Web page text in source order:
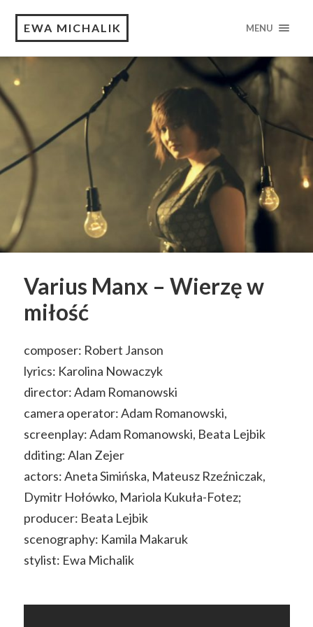
EWA MICHALIK MENU
Varius Manx – Wierzę w
miłość
composer: Robert Janson
lyrics: Karolina Nowaczyk
director: Adam Romanowski
camera operator: Adam Romanowski,
screenplay: Adam Romanowski, Beata Lejbik
dditing: Alan Zejer
actors: Aneta Simińska, Mateusz Rzeźniczak,
Dymitr Hołówko, Mariola Kukuła-Fotez;
producer: Beata Lejbik
scenography: Kamila Makaruk
stylist: Ewa Michalik